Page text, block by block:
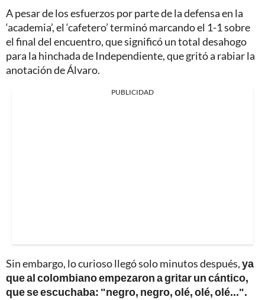
A pesar de los esfuerzos por parte de la defensa en la
‘academia’, el ‘cafetero’ terminó marcando el 1-1 sobre
el final del encuentro, que significó un total desahogo
para la hinchada de Independiente, que gritó a rabiar la
anotación de Álvaro.
PUBLICIDAD
Sin embargo, lo curioso llegó solo minutos después,ya
que al colombiano empezaron a gritar un cántico,
que se escuchaba: "negro, negro, olé, olé, olé...".